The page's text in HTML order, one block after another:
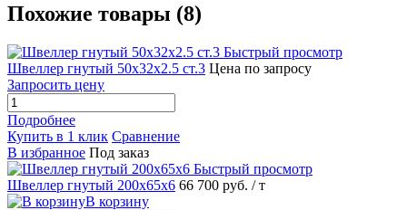
Похожие товары (8)
Быстрый просмотр
Швеллер гнутый 50х32х2.5 ст.3 Цена по запросу
Запросить цену
Подробнее
Купить в 1 клик Сравнение
В избранное Под заказ
Быстрый просмотр
Швеллер гнутый 200х65х6 66 700 руб. / т
В корзину